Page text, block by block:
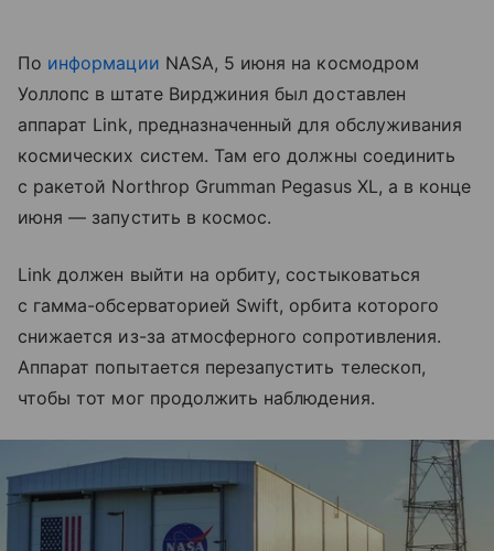
По информации NASA, 5 июня на космодром
Уоллопс в штате Вирджиния был доставлен
аппарат Link, предназначенный для обслуживания
космических систем. Там его должны соединить
с ракетой Northrop Grumman Pegasus XL, а в конце
июня — запустить в космос.
Link должен выйти на орбиту, состыковаться
с гамма-обсерваторией Swift, орбита которого
снижается из-за атмосферного сопротивления.
Аппарат попытается перезапустить телескоп,
чтобы тот мог продолжить наблюдения.